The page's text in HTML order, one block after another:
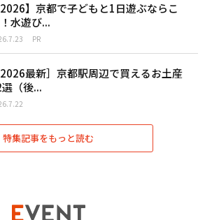
2026】京都で子どもと1日遊ぶならこ
水遊び...
PR
2026最新］京都駅周辺で買えるお土産
（後...
特集記事をもっと読む